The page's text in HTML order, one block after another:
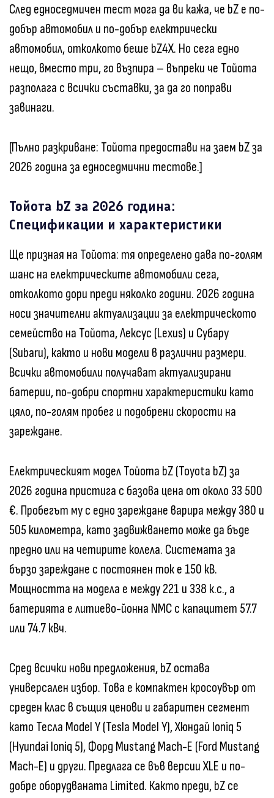
След едноседмичен тест мога да ви кажа, че bZ е по-
добър автомобил и по-добър електрически
автомобил, отколкото беше bZ4X. Но сега едно
нещо, вместо три, го възпира – въпреки че Тойота
разполага с всички съставки, за да го поправи
завинаги.
[Пълно разкриване: Тойота предостави на заем bZ за
2026 година за едноседмични тестове.]
Тойота bZ за 2026 година:
Спецификации и характеристики
Ще призная на Тойота: тя определено дава по-голям
шанс на електрическите автомобили сега,
отколкото дори преди няколко години. 2026 година
носи значителни актуализации за електрическото
семейство на Тойота, Лексус (Lexus) и Субару
(Subaru), както и нови модели в различни размери.
Всички автомобили получават актуализирани
батерии, по-добри спортни характеристики като
цяло, по-голям пробег и подобрени скорости на
зареждане.
Електрическият модел Тойота bZ (Toyota bZ) за
2026 година пристига с базова цена от около 33 500
€. Пробегът му с едно зареждане варира между 380 и
505 километра, като задвижването може да бъде
предно или на четирите колела. Системата за
бързо зареждане с постоянен ток е 150 кВ.
Мощността на модела е между 221 и 338 к.с., а
батерията е литиево-йонна NMC с капацитет 57.7
или 74.7 кВч.
Сред всички нови предложения, bZ остава
универсален избор. Това е компактен кросоувър от
среден клас в същия ценови и габаритен сегмент
като Тесла Model Y (Tesla Model Y), Хюндай Ioniq 5
(Hyundai Ioniq 5), Форд Mustang Mach-E (Ford Mustang
Mach-E) и други. Предлага се във версии XLE и по-
добре оборудваната Limited. Както преди, bZ се